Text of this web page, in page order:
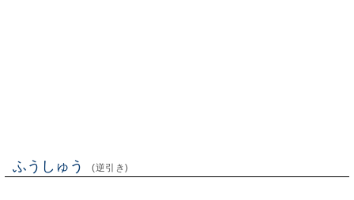
ふうしゅう (逆引き)